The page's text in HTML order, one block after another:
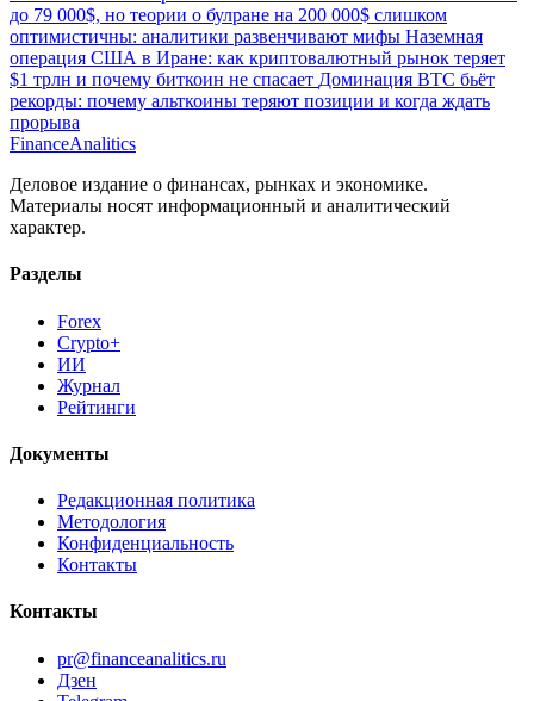
до 79 000$, но теории о булране на 200 000$ слишком
оптимистичны: аналитики развенчивают мифы Наземная
операция США в Иране: как криптовалютный рынок теряет
$1 трлн и почему биткоин не спасает Доминация BTC бьёт
рекорды: почему альткоины теряют позиции и когда ждать
прорыва
FinanceAnalitics
Деловое издание о финансах, рынках и экономике.
Материалы носят информационный и аналитический
характер.
Разделы
Forex
Crypto+
ИИ
Журнал
Рейтинги
Документы
Редакционная политика
Методология
Конфиденциальность
Контакты
Контакты
pr@financeanalitics.ru
Дзен